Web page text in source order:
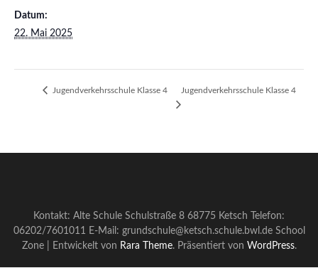
Datum:
22. Mai 2025
Jugendverkehrsschule Klasse 4 Jugendverkehrsschule Klasse 4
Kontakt: Alte Schule Schulstraße 8 68775 Ketsch Telefon:
06202/7601011 E-Mail: grundschule@ketsch.schule.bwl.de School
Zone | Entwickelt von Rara Theme. Präsentiert von WordPress.